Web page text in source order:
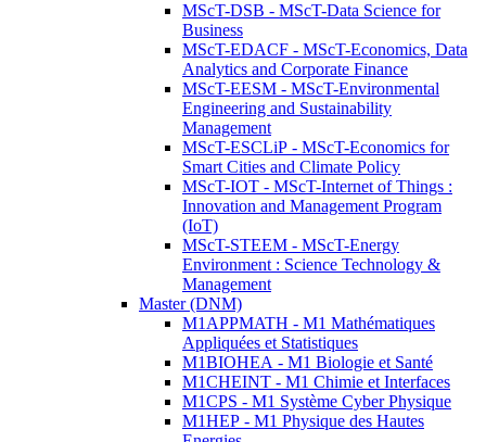
MScT-DSB - MScT-Data Science for
Business
MScT-EDACF - MScT-Economics, Data
Analytics and Corporate Finance
MScT-EESM - MScT-Environmental
Engineering and Sustainability
Management
MScT-ESCLiP - MScT-Economics for
Smart Cities and Climate Policy
MScT-IOT - MScT-Internet of Things :
Innovation and Management Program
(IoT)
MScT-STEEM - MScT-Energy
Environment : Science Technology &
Management
Master (DNM)
M1APPMATH - M1 Mathématiques
Appliquées et Statistiques
M1BIOHEA - M1 Biologie et Santé
M1CHEINT - M1 Chimie et Interfaces
M1CPS - M1 Système Cyber Physique
M1HEP - M1 Physique des Hautes